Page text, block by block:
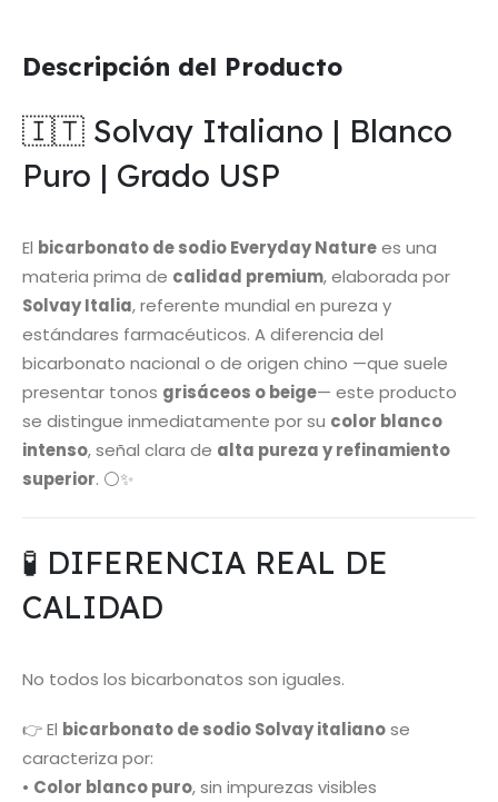
Descripción del Producto
🇮🇹 Solvay Italiano | Blanco
Puro | Grado USP
El bicarbonato de sodio Everyday Naturees una
materia prima de calidad premium, elaborada por
Solvay Italia, referente mundial en pureza y
estándares farmacéuticos. A diferencia del
bicarbonato nacional o de origen chino —que suele
presentar tonos grisáceos o beige— este producto
se distingue inmediatamente por su color blanco
intenso, señal clara de alta pureza y refinamiento
superior. ⚪✨
🧪 DIFERENCIA REAL DE
CALIDAD
No todos los bicarbonatos son iguales.
👉 El bicarbonato de sodio Solvay italianose
caracteriza por:
• Color blanco puro, sin impurezas visibles